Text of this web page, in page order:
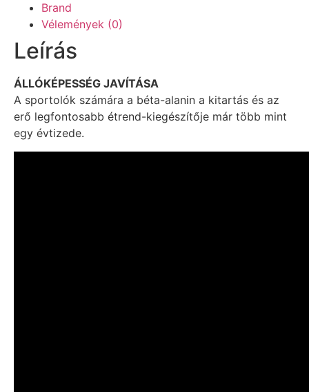
Brand
Vélemények (0)
Leírás
ÁLLÓKÉPESSÉG JAVÍTÁSA
A sportolók számára a béta-alanin a kitartás és az
erő legfontosabb étrend-kiegészítője már több mint
egy évtizede.